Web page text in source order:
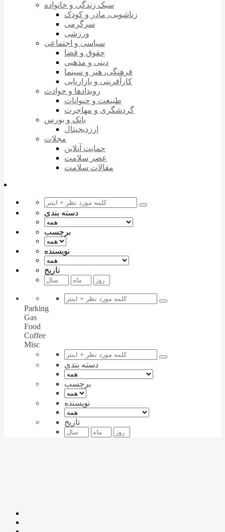
سبک زندگی و خانواده
زناشویی، مادر و کودک
سرگرمی
ورزشی
سیاسی و اجتماعی
حقوق و قضا
دینی و مذهبی
فرهنگی، هنر و سینما
کارآفرینی و بازاریابی
رویدادها و حوادث
طبیعت و حیوانات
گردشگری و مهاجرت
بانک و بورس
ارزدیجیتال
مجلات
حمایت آنلاین
عصر سلامت
مقالات سلامت
دسته بندی
برچسب
نویسنده
تاریخ
Parking
Gas
Food
Coffee
Misc
دسته بندی
برچسب
نویسنده
تاریخ